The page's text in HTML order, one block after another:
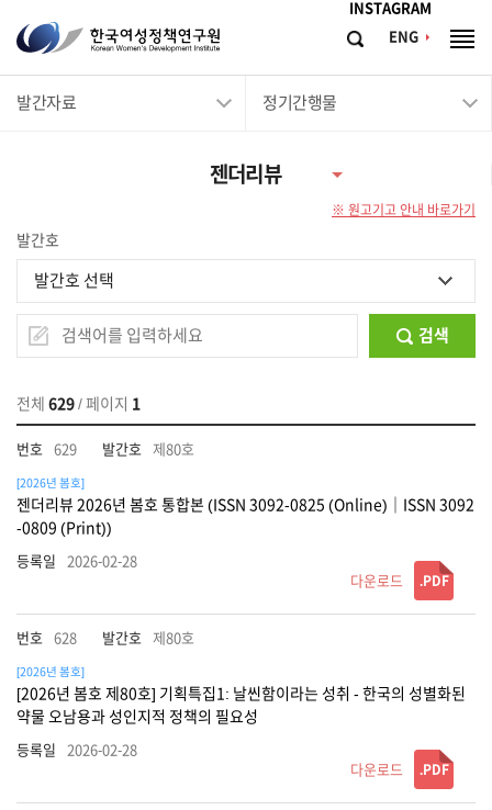
INSTAGRAM
ENG
한
국
여
구
원
Korean
Women's
Institute
검
체
발간자료 정기간행물
젠더리뷰
※ 원고기고 안내 바로가기
발간호
검색
전체 629 / 페이지 1
629 제80호
[2026년 봄호]
젠더리뷰 2026년 봄호 통합본 (ISSN 3092-0825 (Online)｜ISSN 3092
-0809 (Print))
2026-02-28
.PDF
628 제80호
[2026년 봄호]
[2026년 봄호 제80호] 기획특집1: 날씬함이라는 성취 - 한국의 성별화된
약물 오남용과 성인지적 정책의 필요성
2026-02-28
.PDF